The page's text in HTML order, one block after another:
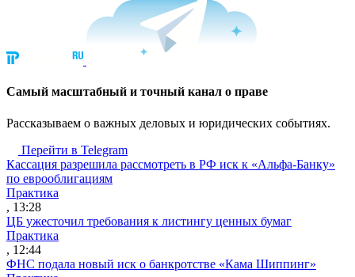
Cамый масштабный и точный канал о праве
Рассказываем о важных деловых и юридических событиях.
Перейти в Telegram
Кассация разрешила рассмотреть в РФ иск к «Альфа-Банку»
по еврооблигациям
Практика
, 13:28
ЦБ ужесточил требования к листингу ценных бумаг
Практика
, 12:44
ФНС подала новый иск о банкротстве «Кама Шиппинг»